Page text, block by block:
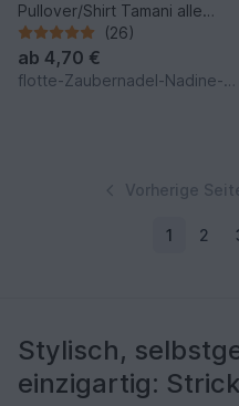
Pullover/Shirt Tamani alle
Größen
(26)
ab 4,70 €
flotte-Zaubernadel-Nadine-Eckh
Vorherige
1 2
Stylisch,
einzigartig: